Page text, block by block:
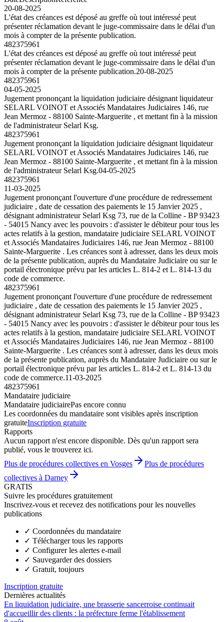
20-08-2025
L'état des créances est déposé au greffe où tout intéressé peut
présenter réclamation devant le juge-commissaire dans le délai d'un
mois à compter de la présente publication.
482375961
L'état des créances est déposé au greffe où tout intéressé peut
présenter réclamation devant le juge-commissaire dans le délai d'un
mois à compter de la présente publication.20-08-2025
482375961
04-05-2025
Jugement prononçant la liquidation judiciaire désignant liquidateur
SELARL VOINOT et Associés Mandataires Judiciaires 146, rue
Jean Mermoz - 88100 Sainte-Marguerite , et mettant fin à la mission
de l'administrateur Selarl Ksg.
482375961
Jugement prononçant la liquidation judiciaire désignant liquidateur
SELARL VOINOT et Associés Mandataires Judiciaires 146, rue
Jean Mermoz - 88100 Sainte-Marguerite , et mettant fin à la mission
de l'administrateur Selarl Ksg.04-05-2025
482375961
11-03-2025
Jugement prononçant l'ouverture d'une procédure de redressement
judiciaire , date de cessation des paiements le 15 Janvier 2025 ,
désignant administrateur Selarl Ksg 73, rue de la Colline - BP 93423
- 54015 Nancy avec les pouvoirs : d'assister le débiteur pour tous les
actes relatifs à la gestion, mandataire judiciaire SELARL VOINOT
et Associés Mandataires Judiciaires 146, rue Jean Mermoz - 88100
Sainte-Marguerite . Les créances sont à adresser, dans les deux mois
de la présente publication, auprès du Mandataire Judiciaire ou sur le
portail électronique prévu par les articles L. 814-2 et L. 814-13 du
code de commerce.
482375961
Jugement prononçant l'ouverture d'une procédure de redressement
judiciaire , date de cessation des paiements le 15 Janvier 2025 ,
désignant administrateur Selarl Ksg 73, rue de la Colline - BP 93423
- 54015 Nancy avec les pouvoirs : d'assister le débiteur pour tous les
actes relatifs à la gestion, mandataire judiciaire SELARL VOINOT
et Associés Mandataires Judiciaires 146, rue Jean Mermoz - 88100
Sainte-Marguerite . Les créances sont à adresser, dans les deux mois
de la présente publication, auprès du Mandataire Judiciaire ou sur le
portail électronique prévu par les articles L. 814-2 et L. 814-13 du
code de commerce.11-03-2025
482375961
Mandataire judiciaire
Mandataire judiciairePas encore connu
Les coordonnées du mandataire sont visibles après inscription
gratuiteInscription gratuite
Rapports
Aucun rapport n'est encore disponible. Dès qu'un rapport sera
publié, vous le trouverez ici.
Plus de procédures collectives en Vosges
Plus de procédures
collectives à Darney
GRATIS
Suivre les procédures gratuitement
Inscrivez-vous et recevez des notifications pour les nouvelles
publications
✓ Coordonnées du mandataire
✓ Télécharger tous les rapports
✓ Configurer les alertes e-mail
✓ Sauvegarder des dossiers
✓ Gratuit, toujours
Inscription gratuite
Dernières actualités
En liquidation judiciaire, une brasserie sancerroise continuait
d'accueillir des clients : la préfecture ferme l'établissement